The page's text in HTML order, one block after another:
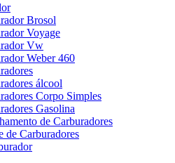
Brosol
Voyage
Vw
Weber 460
álcool
Corpo Simples
Gasolina
de Carburadores
de Carburadores